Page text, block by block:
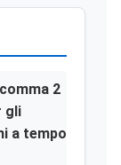
2
gli
a tempo